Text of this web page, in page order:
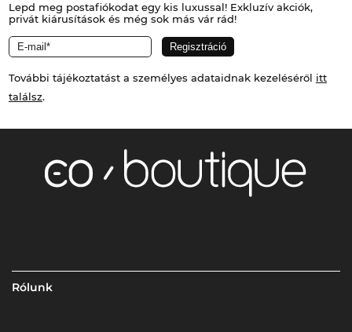
Lepd meg postafiókodat egy kis luxussal! Exkluzív akciók,
privát kiárusítások és még sok más vár rád!
További tájékoztatást a személyes adataidnak kezeléséről itt
találsz.
Rólunk